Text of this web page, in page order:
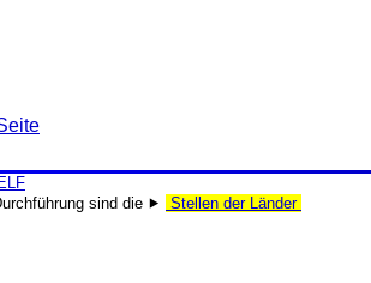
sind die ⯈
Stellen der Länder